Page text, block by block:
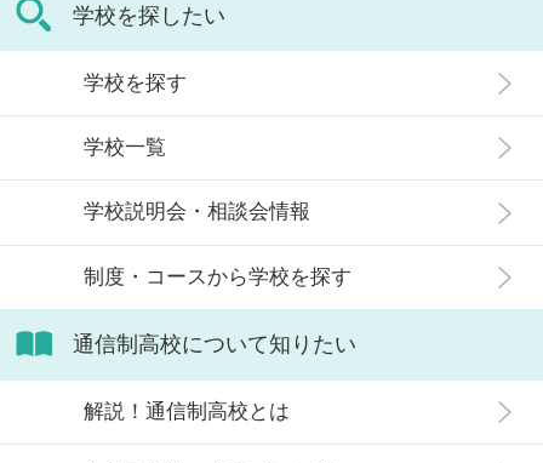
の記事では、通信制高校に行くこと
が人生終わりではない理由や、通う
せた高校選びについて解説します。
生徒」などが通う学校という、先入
観がある人もいるかもしれません。
増加傾向にあり、さまざまな生徒が
在籍しています。 この記事では、通
信制高校にはどのような生徒が通っ
ているかや、通信制高校に向いてい
ます。
学校を探したい
学校を探す
学校一覧
学校説明会・相談会情報
制度・コースから学校を探す
通信制高校について知りたい
解説！通信制高校とは